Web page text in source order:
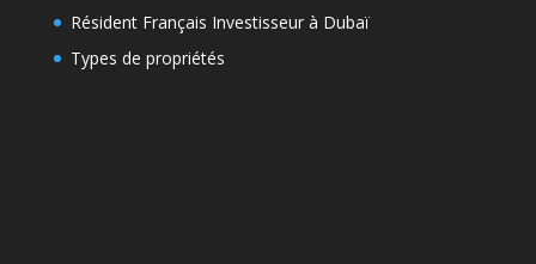
Résident Français Investisseur à Dubaï
Types de propriétés